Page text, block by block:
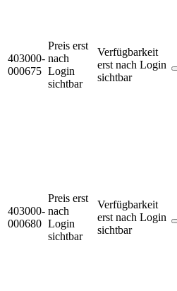
403000-
000675
Preis erst
nach
Login
sichtbar
Verfügbarkeit
erst nach Login
sichtbar
403000-
000680
Preis erst
nach
Login
sichtbar
Verfügbarkeit
erst nach Login
sichtbar